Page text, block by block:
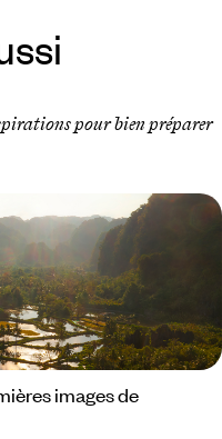
pour bien préparer
images de